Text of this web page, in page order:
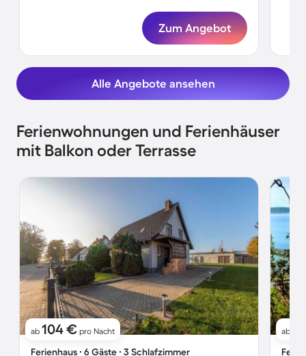
Zum Angebot
Alle Angebote ansehen
Ferienwohnungen und Ferienhäuser
mit Balkon oder Terrasse
ab 104 € pro Nacht
Ferienhaus ∙ 6 Gäste ∙ 3 Schlafzimmer
ab